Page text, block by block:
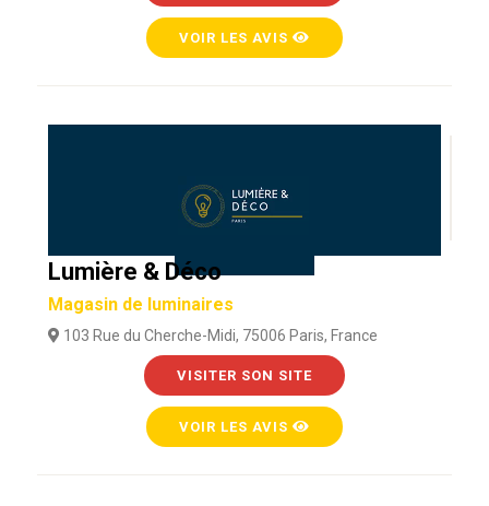
VOIR LES AVIS
Lumière & Déco
Magasin de luminaires
103 Rue du Cherche-Midi, 75006 Paris, France
VISITER SON SITE
VOIR LES AVIS